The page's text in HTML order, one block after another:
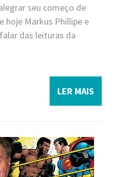
seu começo de
hoje Markus Phillipe e
das leituras da
LER MAIS